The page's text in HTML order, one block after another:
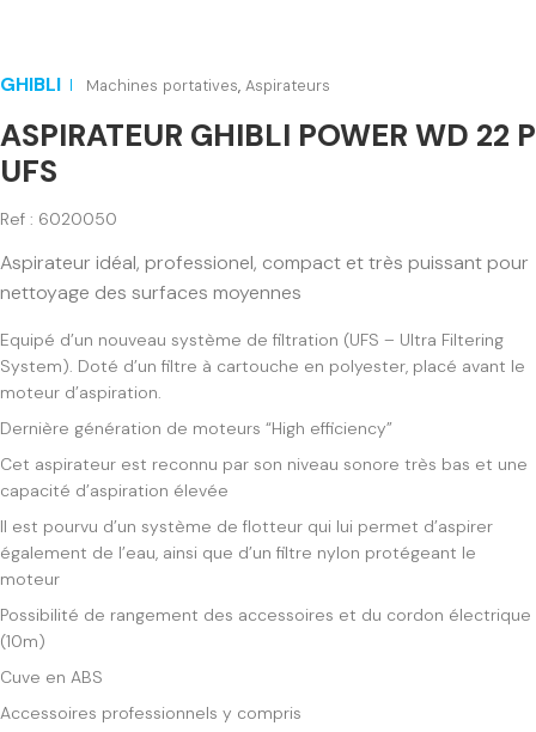
GHIBLI Machines portatives, Aspirateurs
ASPIRATEUR GHIBLI POWER WD 22 P
UFS
Ref : 6020050
Aspirateur idéal, professionel, compact et très puissant pour
nettoyage des surfaces moyennes
Equipé d’un nouveau système de filtration (UFS – Ultra Filtering
System). Doté d’un filtre à cartouche en polyester, placé avant le
moteur d’aspiration.
Dernière génération de moteurs “High efficiency”
Cet aspirateur est reconnu par son niveau sonore très bas et une
capacité d’aspiration élevée
Il est pourvu d’un système de flotteur qui lui permet d’aspirer
également de l’eau, ainsi que d’un filtre nylon protégeant le
moteur
Possibilité de rangement des accessoires et du cordon électrique
(10m)
Cuve en ABS
Accessoires professionnels y compris